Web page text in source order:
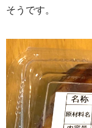
そうです。